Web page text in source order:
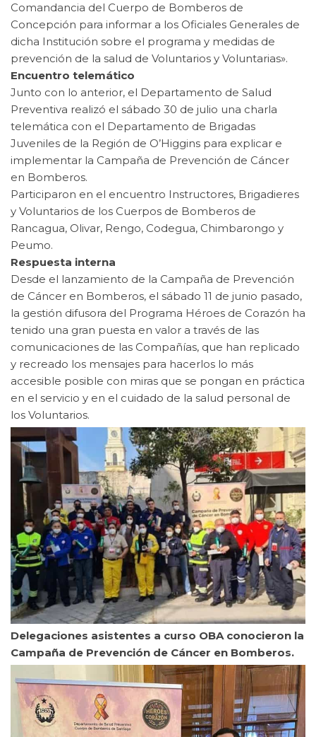
Comandancia del Cuerpo de Bomberos de
Concepción para informar a los Oficiales Generales de
dicha Institución sobre el programa y medidas de
prevención de la salud de Voluntarios y Voluntarias».
Encuentro telemático
Junto con lo anterior, el Departamento de Salud
Preventiva realizó el sábado 30 de julio una charla
telemática con el Departamento de Brigadas
Juveniles de la Región de O’Higgins para explicar e
implementar la Campaña de Prevención de Cáncer
en Bomberos.
Participaron en el encuentro Instructores, Brigadieres
y Voluntarios de los Cuerpos de Bomberos de
Rancagua, Olivar, Rengo, Codegua, Chimbarongo y
Peumo.
Respuesta interna
Desde el lanzamiento de la Campaña de Prevención
de Cáncer en Bomberos, el sábado 11 de junio pasado,
la gestión difusora del Programa Héroes de Corazón ha
tenido una gran puesta en valor a través de las
comunicaciones de las Compañías, que han replicado
y recreado los mensajes para hacerlos lo más
accesible posible con miras que se pongan en práctica
en el servicio y en el cuidado de la salud personal de
los Voluntarios.
Delegaciones asistentes a curso OBA conocieron la
Campaña de Prevención de Cáncer en Bomberos.